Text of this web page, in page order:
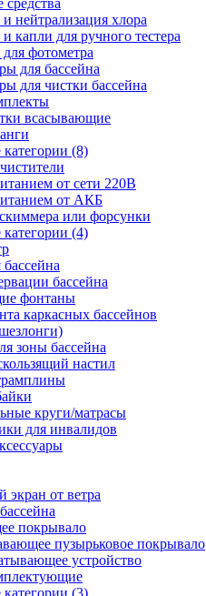
нейтрализация хлора
капли для ручного тестера
фотометра
для бассейна
для чистки бассейна
всасывающие
категории (8)
от сети 220В
от АКБ
или форсунки
категории (4)
бассейна
фонтаны
каркасных бассейнов
зоны бассейна
настил
круги/матрасы
для инвалидов
экран от ветра
покрывало
пузырьковое покрывало
устройство
категории (3)